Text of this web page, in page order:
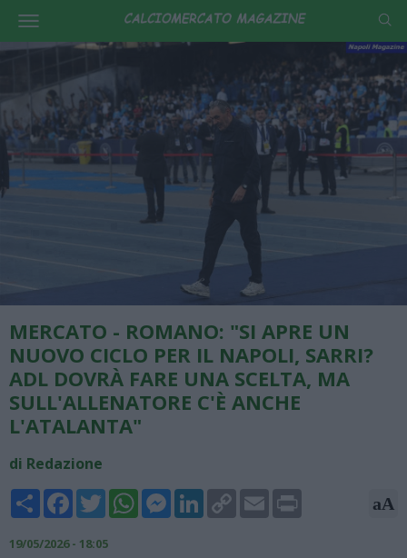
MERCATO - ROMANO: "SI APRE UN
NUOVO CICLO PER IL NAPOLI, SARRI?
ADL DOVRÀ FARE UNA SCELTA, MA
SULL'ALLENATORE C'È ANCHE
L'ATALANTA"
di Redazione
Share FacebookTwitterWhatsAppMessengerLinkedInCopy
Link
Email aA
19/05/2026 - 18:05